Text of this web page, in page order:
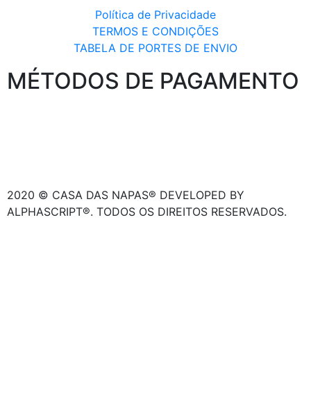
Política de Privacidade
TERMOS E CONDIÇÕES
TABELA DE PORTES DE ENVIO
MÉTODOS DE PAGAMENTO
2020 © CASA DAS NAPAS® DEVELOPED BY
ALPHASCRIPT®. TODOS OS DIREITOS RESERVADOS.